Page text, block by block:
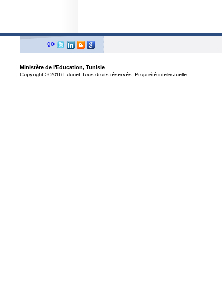
Ministère de l'Education, Tunisie
Copyright © 2016 Edunet Tous droits réservés. Propriété intellectuelle